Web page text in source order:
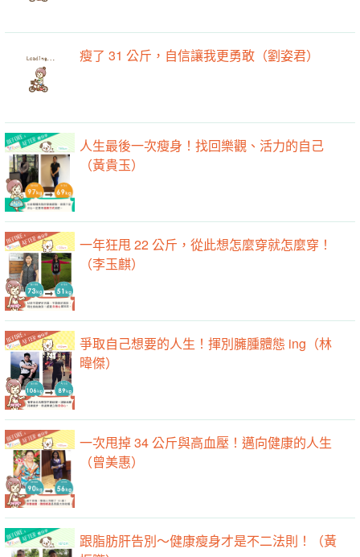
瘦了 31 公斤，自信讓我更勇敢（劉姿君）
人生最後一次瘦身！找回樂觀、活力的自己
（黃貴玉）
一年狂甩 22 公斤，從此想怎麼穿就怎麼穿！
（李玉麒）
爭取自己想要的人生！揮別臃腫體態 ing（林
暐傑）
一次甩掉 34 公斤與高血壓！邁向健康的人生
（曾美惠）
跟脂肪肝告別～健康瘦身才是不二法則！（黃